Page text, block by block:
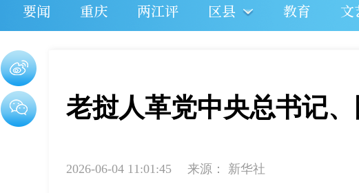
要闻 重庆 两江评 区县 教育 文
老挝人革党中央总书记
2026-06-04 11:01:45 来源： 新华社